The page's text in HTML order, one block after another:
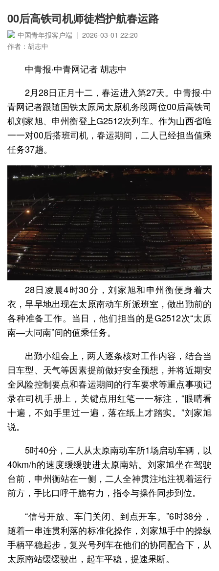
00后高铁司机师徒档护航春运路
中国青年报客户端 | 2026-03-01 22:20
作者：胡志中
中青报·中青网记者 胡志中
2月28日正月十二，春运进入第27天。中青报·中
青网记者跟随国铁太原局太原机务段两位00后高铁司
机刘家旭、申州衡登上G2512次列车。作为山西省唯
一一对00后搭班司机，春运期间，二人已经担当值乘
任务37趟。
28日凌晨4时30分，刘家旭和申州衡便身着大
衣，早早地出现在太原南动车所派班室，做出勤前的
各种准备工作。当日，他们担当的是G2512次“太原
南—大同南”间的值乘任务。
出勤小组会上，两人逐条核对工作内容，结合当
日车型、天气等因素提前做好安全预想，并将近期安
全风险控制要点和春运期间的行车要求等重点事项记
录在司机手册上，关键点用红笔一一标注，“眼睛看
十遍，不如手里过一遍，落在纸上才踏实。”刘家旭
说。
5时40分，二人从太原南动车所1场启动车辆，以
40km/h的速度缓缓驶进太原南站。刘家旭坐在驾驶
台前，申州衡站在一侧，二人全神贯注地注视着运行
前方，手比口呼干脆有力，指令与操作同步到位。
“信号开放、车门关闭、到点开车。”6时38分，
随着一串连贯利落的标准化操作，刘家旭手中的操纵
手柄平稳起步，复兴号列车在他们的协同配合下，从
太原南站缓缓驶出，起车平稳，提速果断。